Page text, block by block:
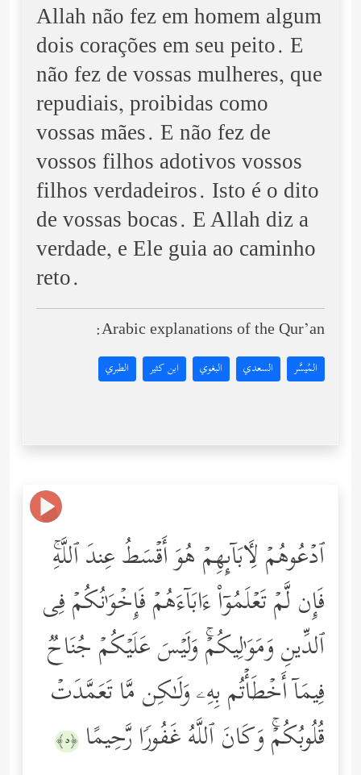
Allah não fez em homem algum
dois corações em seu peito. E
não fez de vossas mulheres, que
repudiais, proibidas como
vossas mães. E não fez de
vossos filhos adotivos vossos
filhos verdadeiros. Isto é o dito
de vossas bocas. E Allah diz a
verdade, e Ele guia ao caminho
reto.
Arabic explanations of the Qur’an:
المُيسَّر السعدي البغوي ابن كثير الطبري
ٱدۡعُوهُمۡ لِـَٔابَاۤىِٕهِمۡ هُوَ أَقۡسَطُ عِندَ ٱللَّهِۚ
فَإِن لَّمۡ تَعۡلَمُوۤاْ ءَابَاۤءَهُمۡ فَإِخۡوَ ٰ⁠نُكُمۡ فِی
ٱلدِّینِ وَمَوَ ٰ⁠لِیكُمۡۚ وَلَیۡسَ عَلَیۡكُمۡ جُنَاحࣱ
فِیمَاۤ أَخۡطَأۡتُم بِهِۦ وَلَـٰكِن مَّا تَعَمَّدَتۡ
قُلُوبُكُمۡۚ وَكَانَ ٱللَّهُ غَفُورࣰا رَّحِیمًا ﴿٥﴾